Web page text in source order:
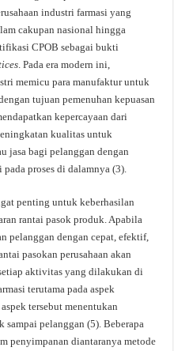
industri farmasi yang
cakupan nasional hingga
CPOB sebagai bukti
. Pada era modern ini,
memicu para manufaktur untuk
tujuan pemenuhan kepuasan
kepercayaan dari
kualitas untuk
jasa bagi pelanggan dengan
proses di dalamnya (3).
penting untuk keberhasilan
rantai pasok produk. Apabila
pelanggan dengan cepat, efektif,
pasokan perusahaan akan
aktivitas yang dilakukan di
terutama pada aspek
tersebut menentukan
pelanggan (5). Beberapa
penyimpanan diantaranya metode